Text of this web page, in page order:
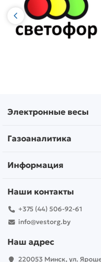
Электронные весы
Газоаналитика
Информация
Наши контакты
+375 (44) 506-92-61
info@vestorg.by
Наш адрес
220053 Минск, ул.